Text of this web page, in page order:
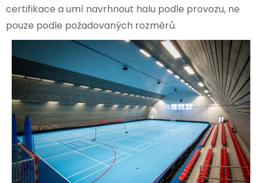
certifikace a umí navrhnout halu podle provozu, ne
pouze podle požadovaných rozměrů.